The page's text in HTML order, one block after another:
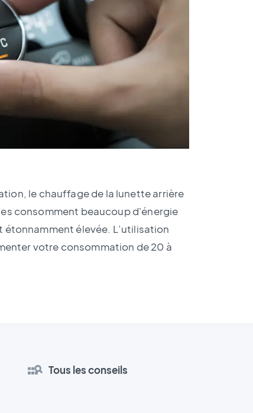
le chauffage de la lunette arrière
consomment beaucoup d'énergie
élevée. L’utilisation
votre consommation de 20 à
Tous les conseils